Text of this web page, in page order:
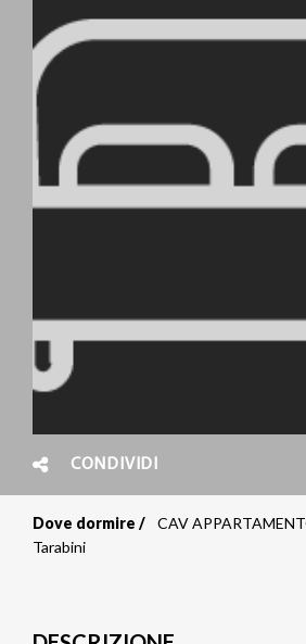
CONDIVIDI
Briciole
Dove dormire
CAV
Tarabini